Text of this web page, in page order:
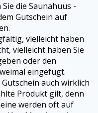
die Saunahuus -
Gutschein auf
vielleicht haben
vielleicht haben Sie
oder den
eingefügt.
auch wirklich
Produkt gilt, denn
werden oft auf